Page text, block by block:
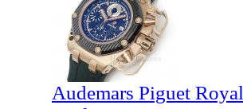
Audemars Piguet